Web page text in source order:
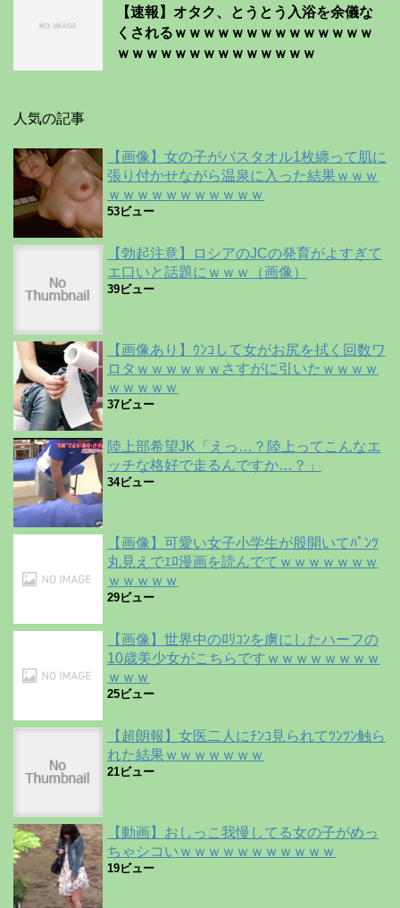
【速報】オタク、とうとう入浴を余儀な
くされるｗｗｗｗｗｗｗｗｗｗｗｗｗｗ
ｗｗｗｗｗｗｗｗｗｗｗｗｗｗ
人気の記事
【画像】女の子がバスタオル1枚纏って肌に
張り付かせながら温泉に入った結果ｗｗｗ
ｗｗｗｗｗｗｗｗｗｗｗ
53ビュー
【勃起注意】ロシアのJCの発育がよすぎて
エ口いと話題にｗｗｗ（画像）
39ビュー
【画像あり】ｳﾝｺして女がお尻を拭く回数ワ
ロタｗｗｗｗｗｗさすがに引いたｗｗｗｗ
ｗｗｗｗｗ
37ビュー
陸上部希望JK「えっ…？陸上ってこんなエ
ッチな格好で走るんですか…？」
34ビュー
【画像】可愛い女子小学生が股開いてﾊﾟﾝﾂ
丸見えでｴﾛ漫画を読んでてｗｗｗｗｗｗｗ
ｗｗｗｗｗ
29ビュー
【画像】世界中のﾛﾘｺﾝを虜にしたハーフの
10歳美少女がこちらですｗｗｗｗｗｗｗｗ
ｗｗｗ
25ビュー
【超朗報】女医二人にﾁﾝｺ見られてﾂﾝﾂﾝ触ら
れた結果ｗｗｗｗｗｗｗ
21ビュー
【動画】おしっこ我慢してる女の子がめっ
ちゃシコいｗｗｗｗｗｗｗｗｗｗｗ
19ビュー